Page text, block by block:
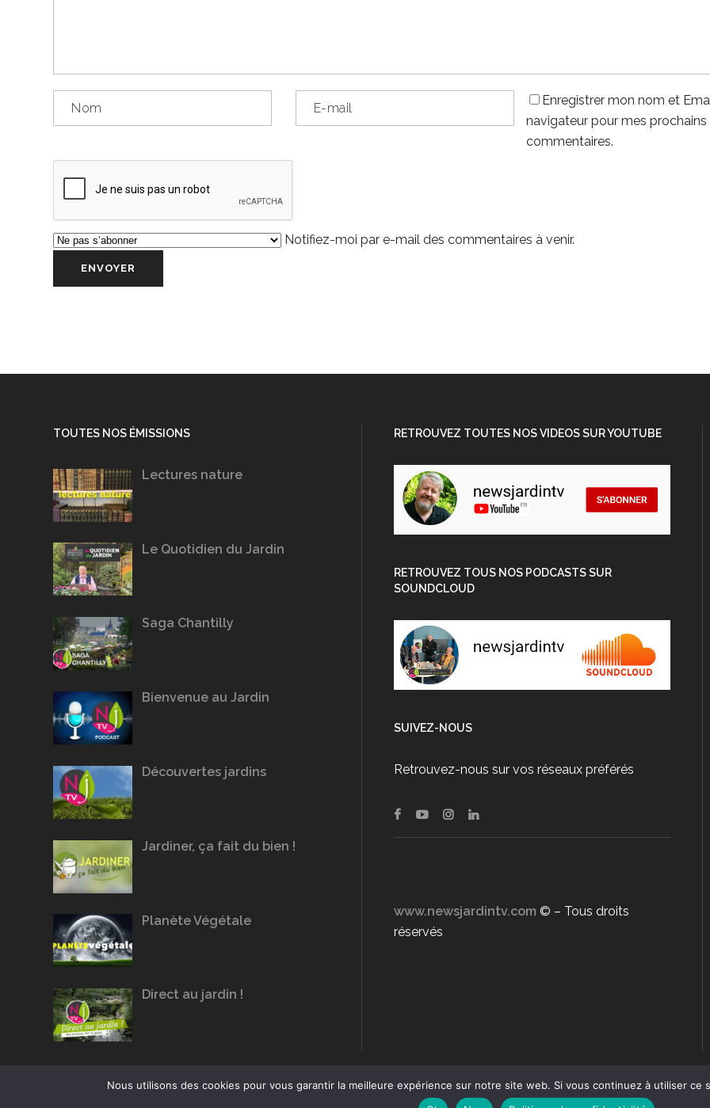
Enregistrer mon nom et
navigateur pour mes prochains
commentaires.
Notifiez-moi par e-mail des commentaires à venir.
TOUTES NOS ÉMISSIONS
Lectures nature
Le Quotidien du Jardin
Saga Chantilly
Bienvenue au Jardin
Découvertes jardins
Jardiner, ça fait du bien !
Planète Végétale
Direct au jardin !
RETROUVEZ TOUTES NOS VIDEOS SUR YOUTUBE
RETROUVEZ TOUS NOS PODCASTS SUR
SOUNDCLOUD
SUIVEZ-NOUS
Retrouvez-nous sur vos réseaux préférés
www.newsjardintv.com © – Tous droits
réservés
Nous utilisons des cookies pour vous garantir la meilleure expérience sur notre site web. Si vous continuez à utiliser